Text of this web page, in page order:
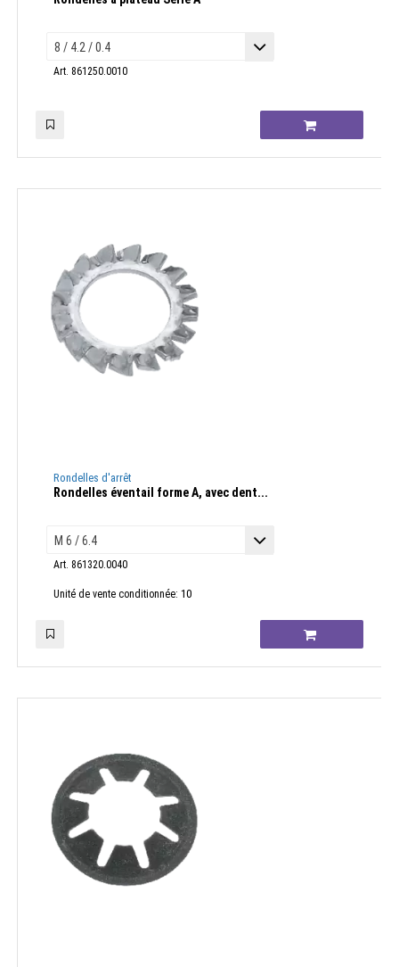
Art. 861250.0010
Rondelles d'arrêt
Rondelles éventail forme A, avec dent...
Art. 861320.0040
Unité de vente conditionnée: 10